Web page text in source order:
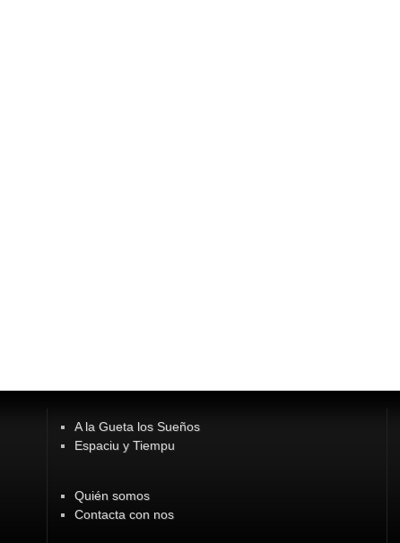
A la Gueta los Sueños
Espaciu y Tiempu
Quién somos
Contacta con nos